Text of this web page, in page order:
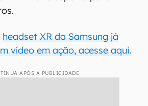
headset XR da Samsung já
vídeo em ação, acesse aqui.
APÓS A PUBLICIDADE